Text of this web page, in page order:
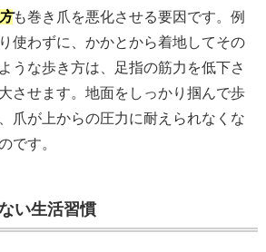
も巻き爪を悪化させる要因です。例
使わずに、かかとから着地してその
うな歩き方は、足指の筋力を低下さ
させます。地面をしっかり掴んで歩
爪が上からの圧力に耐えられなくな
です。
い生活習慣